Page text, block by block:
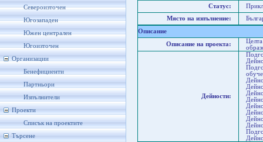
Североизточен
Югозападен
Южен централен
Югоизточен
Организации
Бенефициенти
Партньори
Изпълнители
Проекти
Списък на проектите
Търсене
Статус:
Място на изпълнение:
Описание
Описание на проекта:
Дейности: